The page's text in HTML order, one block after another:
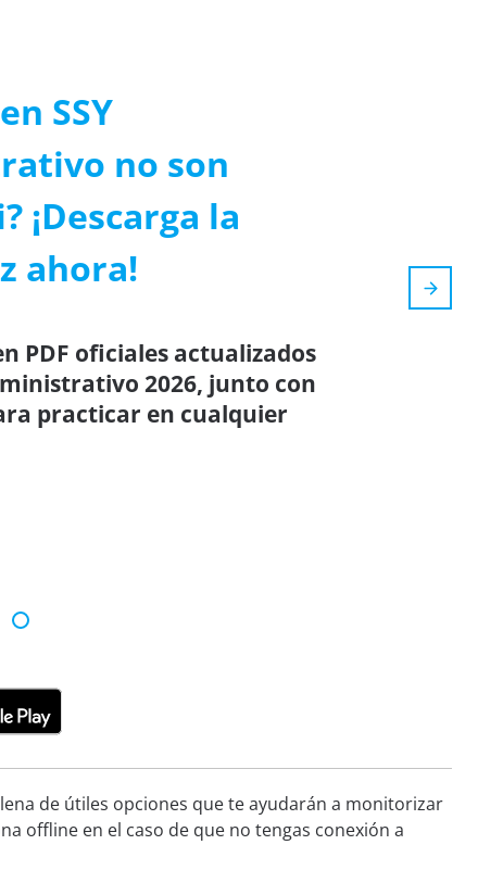
SSY
no son
¡Descarga la
ahora!
PDF oficiales actualizados
2026, junto con
practicar en cualquier
de útiles opciones que te ayudarán a monitorizar
offline en el caso de que no tengas conexión a